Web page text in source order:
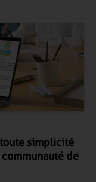
simplicité
de